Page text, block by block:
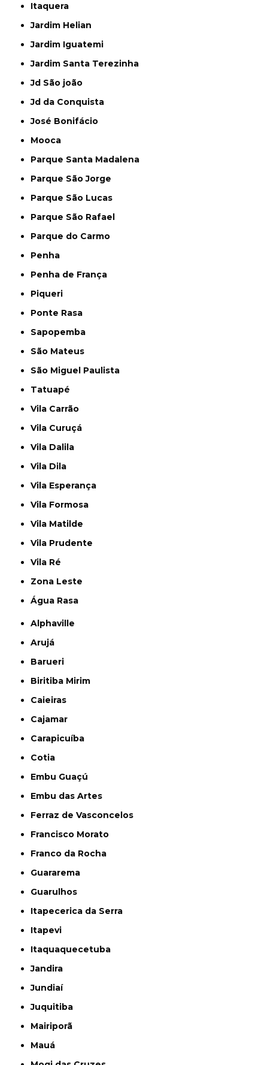
Itaquera
Jardim Helian
Jardim Iguatemi
Jardim Santa Terezinha
Jd São joão
Jd da Conquista
José Bonifácio
Mooca
Parque Santa Madalena
Parque São Jorge
Parque São Lucas
Parque São Rafael
Parque do Carmo
Penha
Penha de França
Piqueri
Ponte Rasa
Sapopemba
São Mateus
São Miguel Paulista
Tatuapé
Vila Carrão
Vila Curuçá
Vila Dalila
Vila Dila
Vila Esperança
Vila Formosa
Vila Matilde
Vila Prudente
Vila Ré
Zona Leste
Água Rasa
Alphaville
Arujá
Barueri
Biritiba Mirim
Caieiras
Cajamar
Carapicuíba
Cotia
Embu Guaçú
Embu das Artes
Ferraz de Vasconcelos
Francisco Morato
Franco da Rocha
Guararema
Guarulhos
Itapecerica da Serra
Itapevi
Itaquaquecetuba
Jandira
Jundiaí
Juquitiba
Mairiporã
Mauá